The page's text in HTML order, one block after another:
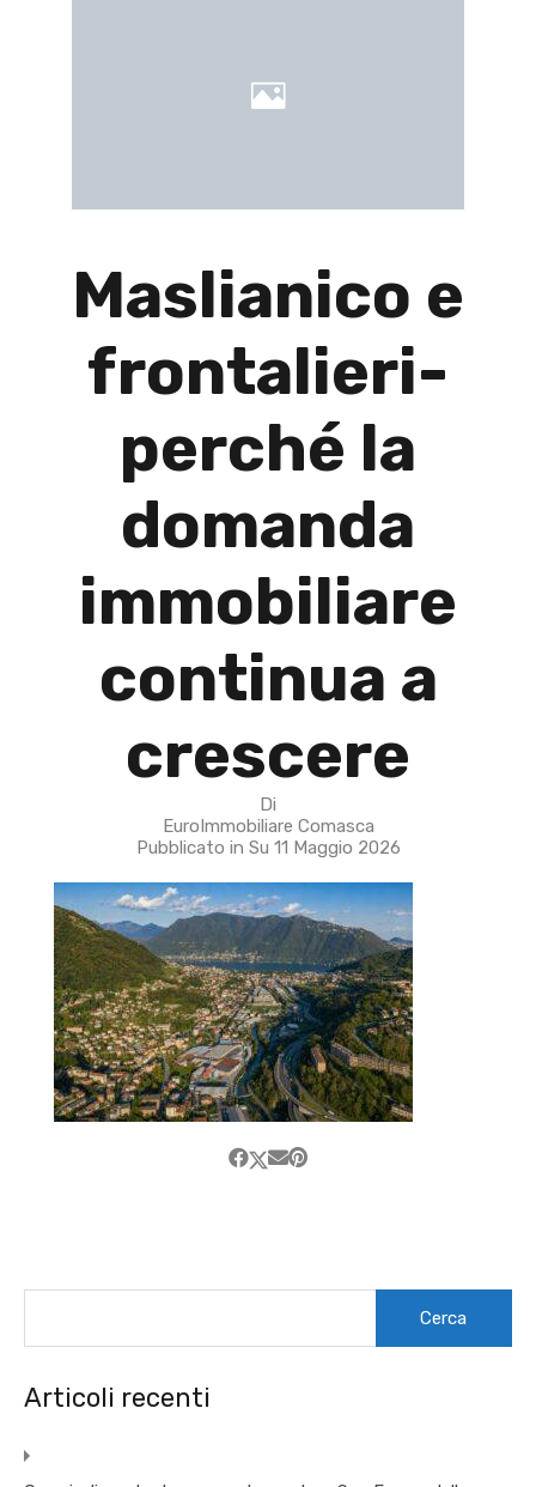
Maslianico e
frontalieri-
perché la
domanda
immobiliare
continua a
crescere
Di
EuroImmobiliare Comasca
Pubblicato in Su 11 Maggio 2026
Articoli recenti